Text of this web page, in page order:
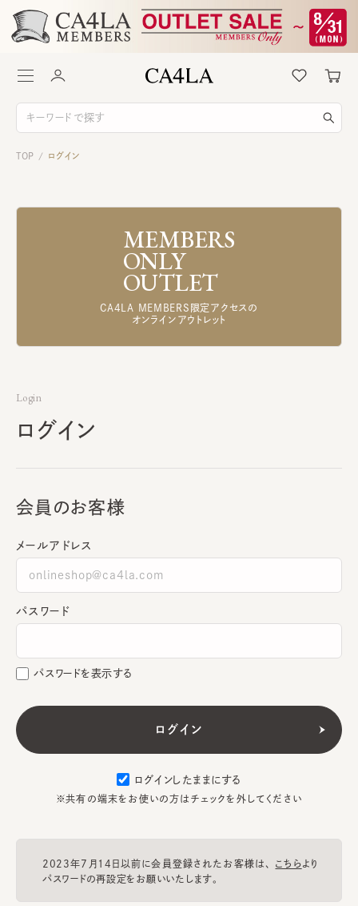
TOP / ログイン
MEMBERS
ONLY
OUTLET
CA4LA MEMBERS限定アクセスの
オンラインアウトレット
Login
ログイン
会員のお客様
メールアドレス
パスワード
パスワードを表示する
ログインしたままにする
※共有の端末をお使いの方はチェックを外してください
2023年7月14日以前に会員登録されたお客様は、 こちらより
パスワードの再設定をお願いいたします。